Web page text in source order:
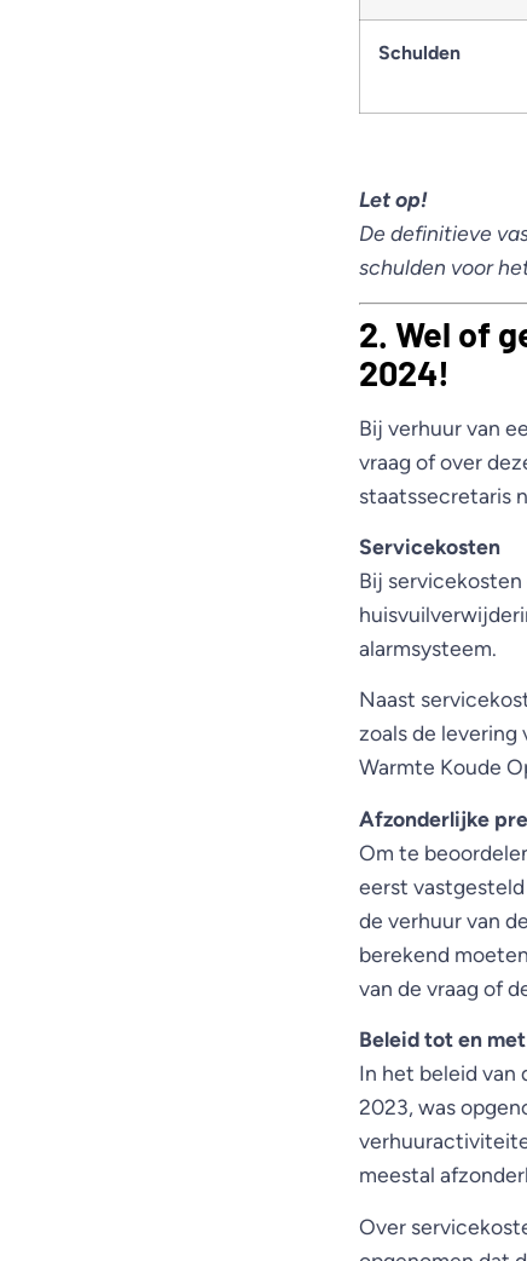
Schulden
Let op!
De definitieve
schulden voor
2. Wel of
2024!
Bij verhuur van
vraag of over
staatssecretaris
Servicekosten
Bij
alarmsysteem.
Naast
zoals de
Warmte Koude
Afzonderlijke
Om te
eerst
de verhuur van
berekend
van de vraag of
Beleid tot en
In het beleid van
2023, was
meestal
Over